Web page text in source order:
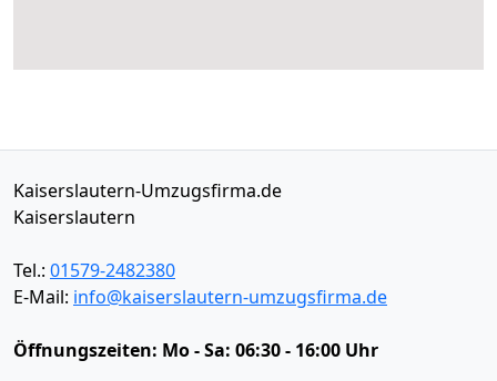
Kaiserslautern-Umzugsfirma.de
Kaiserslautern
Tel.: 01579-2482380
E-Mail: info@kaiserslautern-umzugsfirma.de
Öffnungszeiten: Mo - Sa: 06:30 - 16:00 Uhr